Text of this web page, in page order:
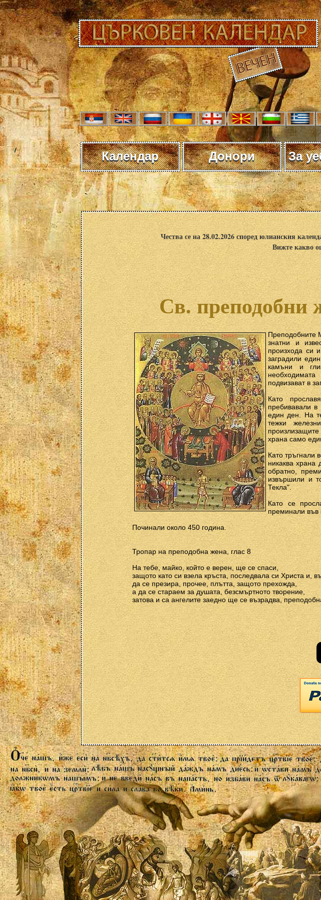
Календар Донори За
Чества се на 28.02.2026 според юлианския
Вижте какво
Св.
Преподобните
знатни и
произхода си
заградили
камъни и
подвизават в
Като
пребивавали
един ден. На
тежки
храна само
Като тръгнали
никаква храна
обратно,
извършили и
Текла".
Като се
преминали във
Починали около 450 година.
Тропар на преподобна жена, глас 8
На тебе, майко, който е верен, ще се спаси,
защото като си взела кръста, последвала си Христа и,
да се презира, прочее, плътта, защото прехожда,
а да се стараем за душата, безсмъртното творение,
затова и са ангелите заедно ще се възрадва,